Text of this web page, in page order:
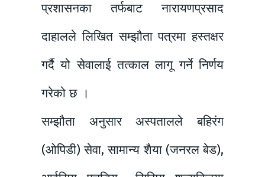
प्रशासनका तर्फबाट नारायणप्रसाद
दाहालले लिखित सम्झौता पत्रमा हस्तक्षर
गर्दै यो सेवालाई तत्काल लागू गर्ने निर्णय
गरेको छ ।
सम्झौता अनुसार अस्पतालले बहिरंग
(ओपिडी) सेवा, सामान्य शैया (जनरल बेड),